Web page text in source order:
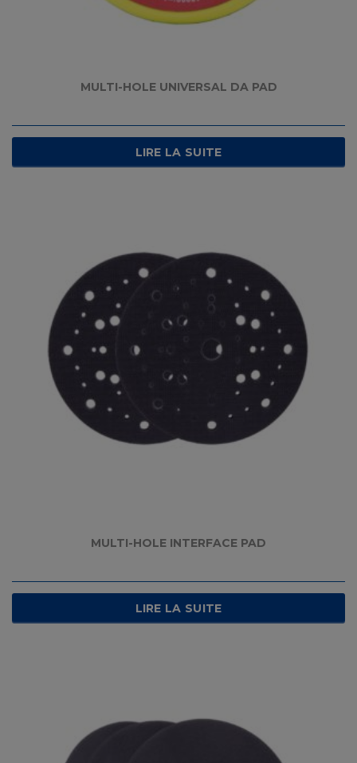
MULTI-HOLE UNIVERSAL DA PAD
LIRE LA SUITE
MULTI-HOLE INTERFACE PAD
LIRE LA SUITE